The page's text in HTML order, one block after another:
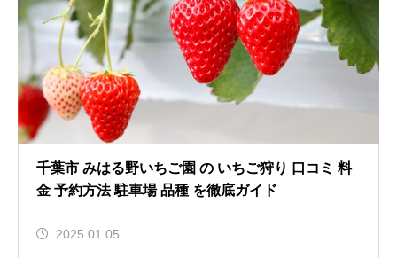
千葉市 みはる野いちご園 の いちご狩り 口コミ 料
金 予約方法 駐車場 品種 を徹底ガイド
2025.01.05